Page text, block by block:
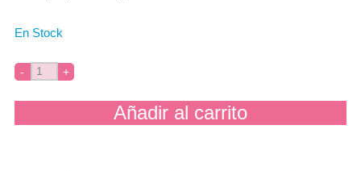
En Stock
Añadir al carrito